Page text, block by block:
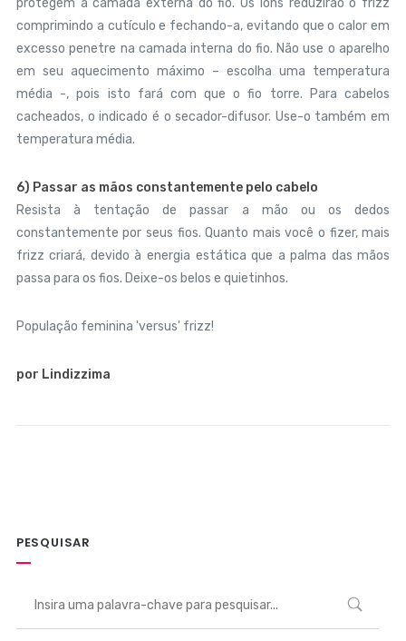
protegem a camada externa do fio. Os íons reduzirão o frizz
comprimindo a cutículo e fechando-a, evitando que o calor em
excesso penetre na camada interna do fio. Não use o aparelho
em seu aquecimento máximo – escolha uma temperatura
média -, pois isto fará com que o fio torre. Para cabelos
cacheados, o indicado é o secador-difusor. Use-o também em
temperatura média.
6) Passar as mãos constantemente pelo cabelo
Resista à tentação de passar a mão ou os dedos
constantemente por seus fios. Quanto mais você o fizer, mais
frizz criará, devido à energia estática que a palma das mãos
passa para os fios. Deixe-os belos e quietinhos.
População feminina 'versus' frizz!
por Lindizzima
PESQUISAR